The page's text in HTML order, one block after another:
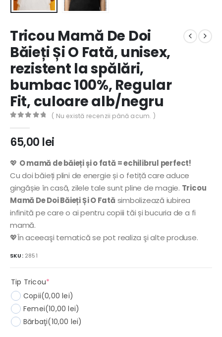
Tricou Mamă De Doi
Băieți Și O Fată, unisex,
rezistent la spălări,
bumbac 100%, Regular
Fit, culoare alb/negru
( Nu există recenzii până acum. )
65,00 lei
💖 O mamă de băieți și o fată = echilibrul perfect!
Cu doi băieți plini de energie și o fetiță care aduce
gingășie în casă, zilele tale sunt pline de magie. Tricou
Mamă De Doi Băieți Și O Fată simbolizează iubirea
infinită pe care o ai pentru copiii tăi și bucuria de a fi
mamă.
💖În aceeaşi tematică se pot realiza şi alte produse.
SKU: 2851
Tip Tricou*
Copii(0,00 lei)
Femei(10,00 lei)
Bărbaţi(10,00 lei)